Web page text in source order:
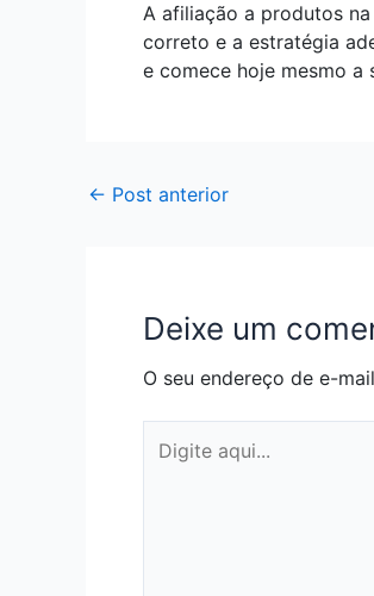
A afiliação a produtos
correto e a estratégia
e comece hoje mesmo a
← Post anterior
Deixe um
O seu endereço de e-
aqui...